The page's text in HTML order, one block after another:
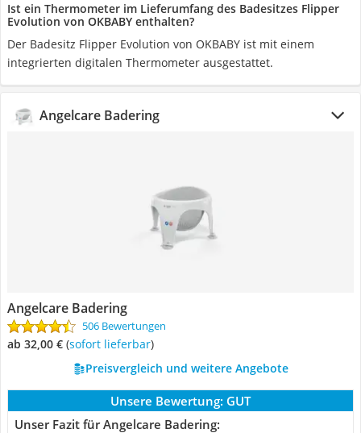
Ist ein Thermometer im Lieferumfang des Badesitzes Flipper
Evolution von OKBABY enthalten?
Der Badesitz Flipper Evolution von OKBABY ist mit einem
integrierten digitalen Thermometer ausgestattet.
Angelcare Badering
Angelcare Badering
506 Bewertungen
ab 32,00 € ( Sofort lieferbar)
Preisvergleich und weitere Angebote
Unsere Bewertung: GUT
Unser Fazit für Angelcare Badering: